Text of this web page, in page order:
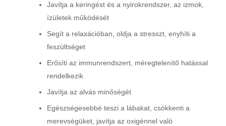
Javítja a keringést és a nyirokrendszer, az izmok,
ízületek működését
Segít a relaxációban, oldja a stresszt, enyhíti a
feszültséget
Erősíti az immunrendszert, méregtelenítő hatással
rendelkezik
Javítja az alvás minőségét
Egészségesebbé teszi a lábakat, csökkenti a
merevségüket, javítja az oxigénnel való